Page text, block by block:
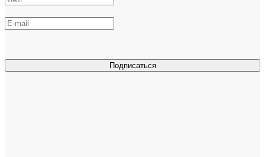
Подписаться